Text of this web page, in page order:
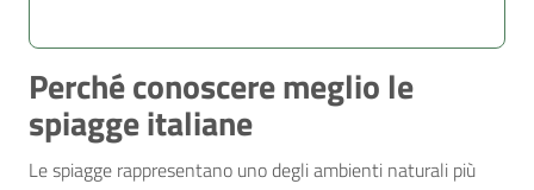
Perché conoscere meglio le
spiagge italiane
Le spiagge rappresentano uno degli ambienti naturali più